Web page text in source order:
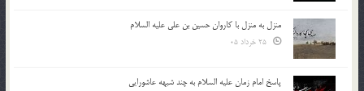
منزل به منزل با کاروان حسین بن علی علیه السلام
پاسخ امام زمان علیه السلام به چند شبهه عاشورایی